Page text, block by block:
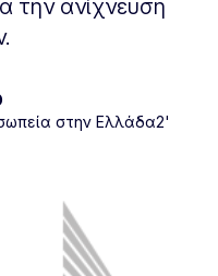
την ανίχνευση
στην Ελλάδα2'